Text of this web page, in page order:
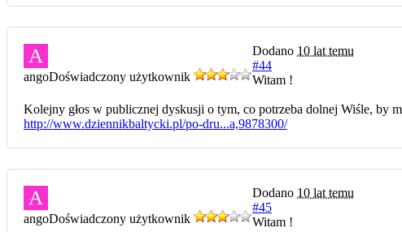
A
angoDoświadczony użytkownik
Dodano 10 lat temu
#44
Witam !
Kolejny głos w publicznej dyskusji o tym, co potrzeba dolnej Wiśle, by
http://www.dziennikbaltycki.pl/po-dru...a,9878300/
A
angoDoświadczony użytkownik
Dodano 10 lat temu
#45
Witam !